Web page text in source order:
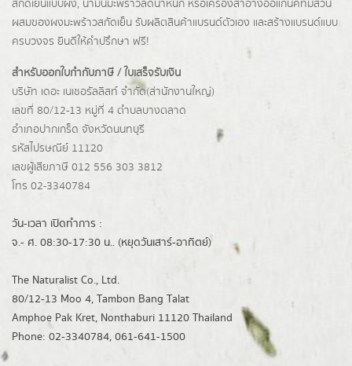
สกัดเย็นแบบผง, น้ำมันมะพร้าวลดน้ำหนัก หรือเครื่องสำอางออแกนิคที่มีส่วน
ผสมของผงมะพร้าวสกัดเย็น รับผลิตสินค้าแบรนด์ตัวเอง และสร้างแบรนด์แบบ
ครบวงจร ยินดีให้คำปรึกษา ฟรี!
สำหรับออกใบกำกับภาษี / ใบเสร็จรับเงิน
บริษัท เดอะ เนเชอรัลลิสท์ จำกัด(ส่านักงานใหญ่)
เลขที่ 80/12-13 หมู่ที่ 4 ตำบลบางตลาด
อำเภอปากเกร็ด จังหวัดนนทบุรี
รหัสไปรษณีย์ 11120
เลขผู้เสียภาษี 012 556 303 3812
โทร 02-3340784
วัน-เวลา เปิดทำการ :
จ.- ศ. 08:30-17:30 น.. (หยุดวันเสาร์-อาทิตย์)
The Naturalist Co., Ltd.
80/12-13 Moo 4, Tambon Bang Talat
Amphoe Pak Kret, Nonthaburi 11120 Thailand
Phone: 02-3340784, 061-641-1500